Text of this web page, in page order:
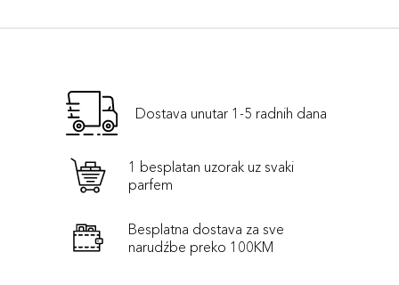
Dostava unutar 1-5 radnih dana
1 besplatan uzorak uz svaki
parfem
Besplatna dostava za sve
narudźbe preko 100KM